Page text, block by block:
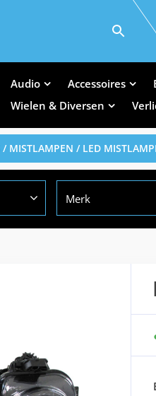
Audio Accessoires
Wielen & Diversen
/ MISTLAMPEN / LED
Merk